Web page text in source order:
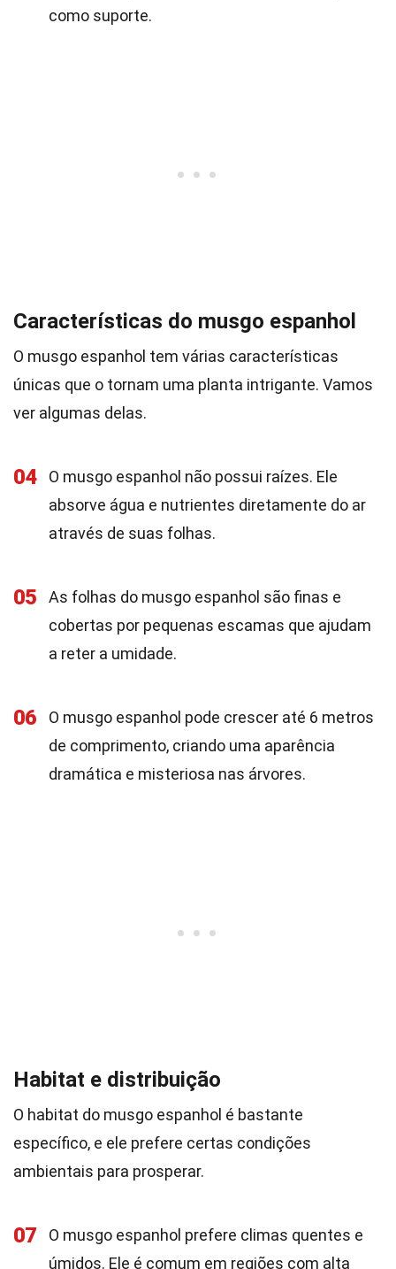
como suporte.
Características do musgo espanhol
O musgo espanhol tem várias características
únicas que o tornam uma planta intrigante. Vamos
ver algumas delas.
04
O musgo espanhol não possui raízes. Ele
absorve água e nutrientes diretamente do ar
através de suas folhas.
05
As folhas do musgo espanhol são finas e
cobertas por pequenas escamas que ajudam
a reter a umidade.
06
O musgo espanhol pode crescer até 6 metros
de comprimento, criando uma aparência
dramática e misteriosa nas árvores.
Habitat e distribuição
O habitat do musgo espanhol é bastante
específico, e ele prefere certas condições
ambientais para prosperar.
07
O musgo espanhol prefere climas quentes e
úmidos. Ele é comum em regiões com alta